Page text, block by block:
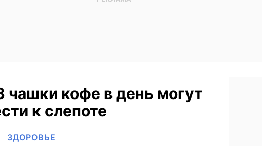
чашки кофе в день могут
к слепоте
ЗДОРОВЬЕ